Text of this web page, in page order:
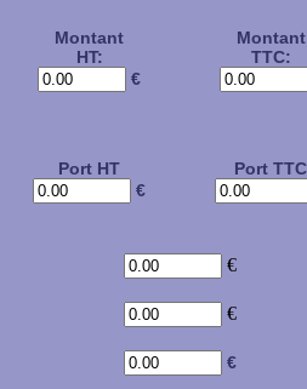
Montant
HT:
€
Montant
TTC:
Port HT
€
Port TTC
€
€
€